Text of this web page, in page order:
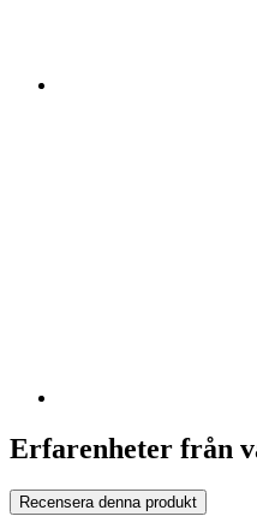
Erfarenheter från
Recensera denna produkt